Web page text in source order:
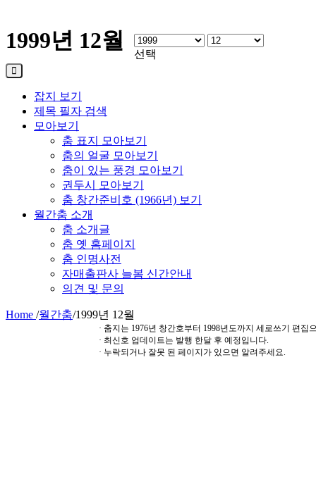
1999년 12월
선택
잡지 보기
제목 필자 검색
모아보기
춤 표지 모아보기
춤의 얼굴 모아보기
춤이 있는 풍경 모아보기
권두시 모아보기
춤 창간준비호 (1966년) 보기
월간춤 소개
춤 소개글
춤 옛 홈페이지
춤 인명사전
자매출판사 늘봄 신간안내
의견 및 문의
Home /월간춤/1999년 12월
· 춤지는 1976년 창간호부터 1998년도까지 세로쓰기 편집
· 최신호 업데이트는 발행 한달 후 예정입니다.
· 누락되거나 잘못 된 페이지가 있으면 알려주세요.